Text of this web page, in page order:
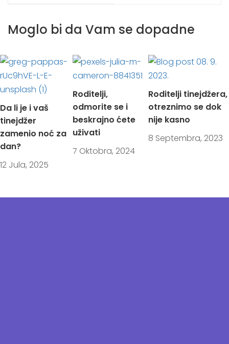
Moglo bi da Vam se dopadne
Da li je i vaš
tinejdžer
zamenio noć za
dan?
12 Jula, 2025
Roditelji,
odmorite se i
beskrajno ćete
uživati
7 Oktobra, 2024
Roditelji tinejdžera,
otreznimo se dok
nije kasno
8 Septembra, 2023